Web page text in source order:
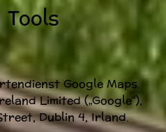
Google Maps.
Limited („Google“),
Dublin 4, Irland.